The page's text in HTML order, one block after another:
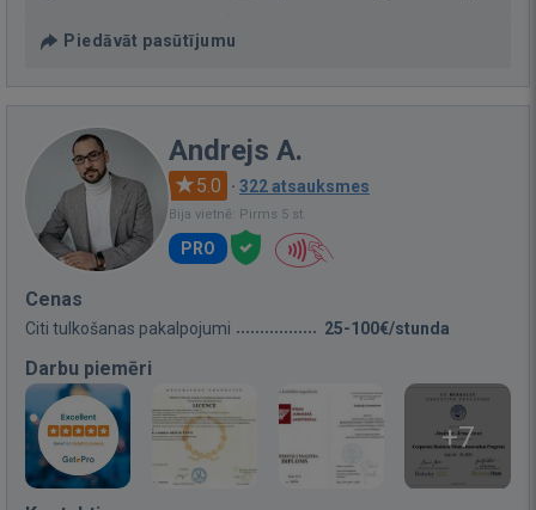
Piedāvāt pasūtījumu
Andrejs A.
5.0 · 322 atsauksmes
Bija vietnē: Pirms 5 st.
PRO
Cenas
Citi tulkošanas pakalpojumi 25-100€/stunda
Darbu piemēri
+7